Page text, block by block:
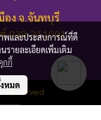
อง จ.จันทบุรี
039-311091
Reserved
พและประสบการณ์ที่ดี
รายละเอียดเพิ่มเติม
กกี้
หมด